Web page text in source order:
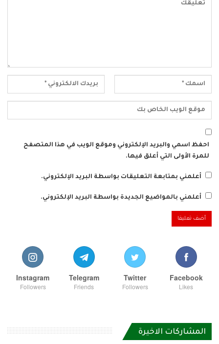
احفظ اسمي والبريد الإلكتروني وموقع الويب في هذا المتصفح
للمرة الأولى التي أعلق فيها.
أعلمني بمتابعة التعليقات بواسطة البريد الإلكتروني.
أعلمني بالمواضيع الجديدة بواسطة البريد الإلكتروني.
Facebook
Likes
Twitter
Followers
Telegram
Friends
Instagram
Followers
المشاركات الاخيرة